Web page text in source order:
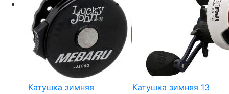
Катушка зимняя
Катушка зимняя 13